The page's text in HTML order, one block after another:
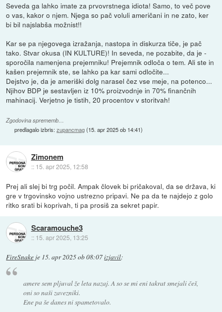
Seveda ga lahko imate za prvovrstnega idiota! Samo, to več pove
o vas, kakor o njem. Njega so pač voluli američani in ne zato, ker
bi bil najslabša možnist!!
Kar se pa njegovega izražanja, nastopa in diskurza tiče, je pač
tako. Stvar okusa (IN KULTURE)! In seveda, ne pozabite, da je -
sporočila namenjena prejemniku! Prejemnik odloča o tem. Ali ste in
kašen prejemnik ste, se lahko pa kar sami odločite...
Dejstvo je, da je ameriški dolg narasel čez vse meje, na potenco...
Njihov BDP je sestavljen iz 10% proizvodnje in 70% finančnih
mahinacij. Verjetno je tistih, 20 procentov v storitvah!
Zgodovina sprememb…
predlagalo izbris:zupancmag(15. apr 2025 ob 14:41)
Zimonem
:: 15. apr 2025, 12:58
Prej ali slej bi trg počil. Ampak človek bi pričakoval, da se država, ki
gre v trgovinsko vojno ustrezno pripavi. Ne pa da te najdejo z golo
ritko srati bi koprivah, ti pa prosiš za sekret papir.
Scaramouche3
:: 15. apr 2025, 13:25
FireSnake je 15. apr 2025 ob 08:07izjavil:
amere sem pljuval že leta nazaj. A so se mi eni takrat smejali češ,
oni so naši zavezniki.
Ene pa še danes ni spametovalo.